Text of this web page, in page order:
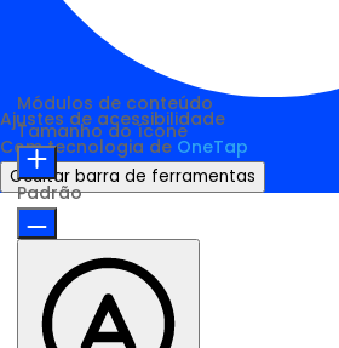
Ajustes de acessibilidade
Com tecnologia de OneTap
Ocultar barra de ferramentas
Módulos de conteúdo
Tamanho do ícone
Padrão